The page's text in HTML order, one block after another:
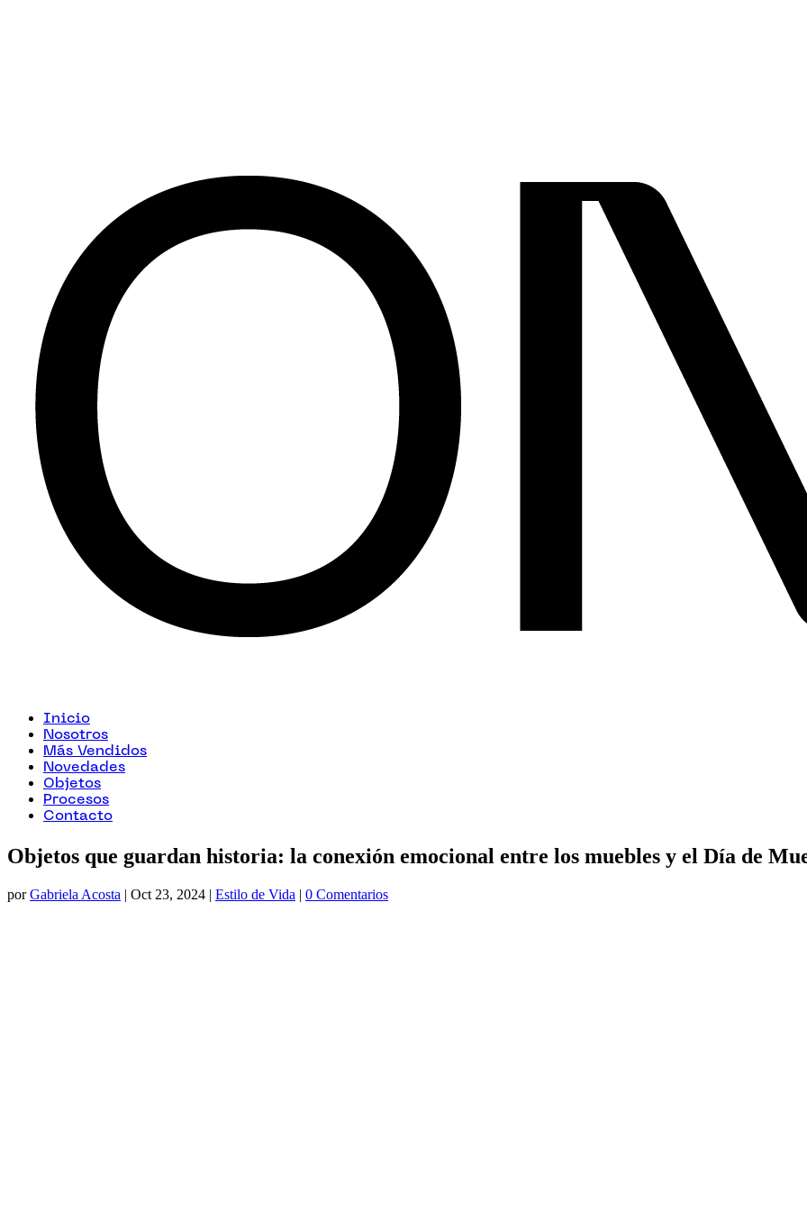
Inicio
Nosotros
Más Vendidos
Novedades
Objetos
Procesos
Contacto
Objetos que guardan historia: la conexión emocional entre los muebles y el Día de
porGabriela Acosta | Oct 23, 2024 | Estilo de Vida | 0 Comentarios